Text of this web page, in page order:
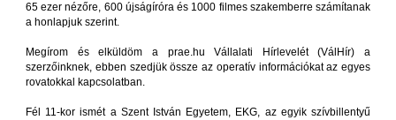
65 ezer nézőre, 600 újságíróra és 1000 filmes szakemberre számítanak
a honlapjuk szerint.
Megírom és elküldöm a prae.hu Vállalati Hírlevelét (VálHír) a
szerzőinknek, ebben szedjük össze az operatív információkat az egyes
rovatokkal kapcsolatban.
Fél 11-kor ismét a Szent István Egyetem, EKG, az egyik szívbillentyű